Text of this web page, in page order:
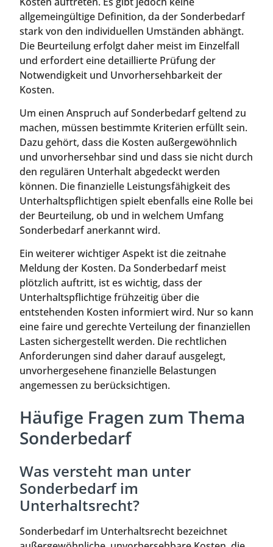
allgemeingültige Definition, da der Sonderbedarf
stark von den individuellen Umständen abhängt.
Die Beurteilung erfolgt daher meist im Einzelfall
und erfordert eine detaillierte Prüfung der
Notwendigkeit und Unvorhersehbarkeit der
Kosten.
Um einen Anspruch auf Sonderbedarf geltend zu
machen, müssen bestimmte Kriterien erfüllt sein.
Dazu gehört, dass die Kosten außergewöhnlich
und unvorhersehbar sind und dass sie nicht durch
den regulären Unterhalt abgedeckt werden
können. Die finanzielle Leistungsfähigkeit des
Unterhaltspflichtigen spielt ebenfalls eine Rolle bei
der Beurteilung, ob und in welchem Umfang
Sonderbedarf anerkannt wird.
Ein weiterer wichtiger Aspekt ist die zeitnahe
Meldung der Kosten. Da Sonderbedarf meist
plötzlich auftritt, ist es wichtig, dass der
Unterhaltspflichtige frühzeitig über die
entstehenden Kosten informiert wird. Nur so kann
eine faire und gerechte Verteilung der finanziellen
Lasten sichergestellt werden. Die rechtlichen
Anforderungen sind daher darauf ausgelegt,
unvorhergesehene finanzielle Belastungen
angemessen zu berücksichtigen.
Häufige Fragen zum Thema
Sonderbedarf
Was versteht man unter
Sonderbedarf im
Unterhaltsrecht?
Sonderbedarf im Unterhaltsrecht bezeichnet